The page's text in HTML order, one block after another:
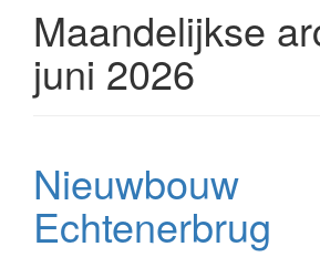
Maandelijkse
juni 2026
Nieuwbouw
Echtenerbrug